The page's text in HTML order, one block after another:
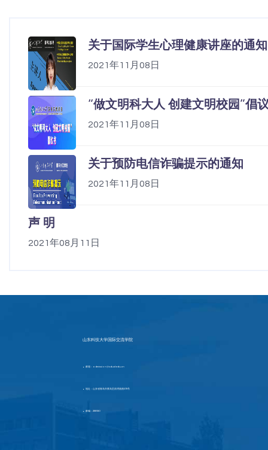
关于国际学生心理健康讲座的通知
2021年11月08日
“做文明科大人 创建文明校园”倡
2021年11月08日
关于预防电信诈骗提示的通知
2021年11月08日
声 明
2021年08月11日
山东科技大学国际交流学院
邮箱：admission@sdust.edu.cn
地址：山东省青岛市黄岛区前湾港路579号
邮编：266590